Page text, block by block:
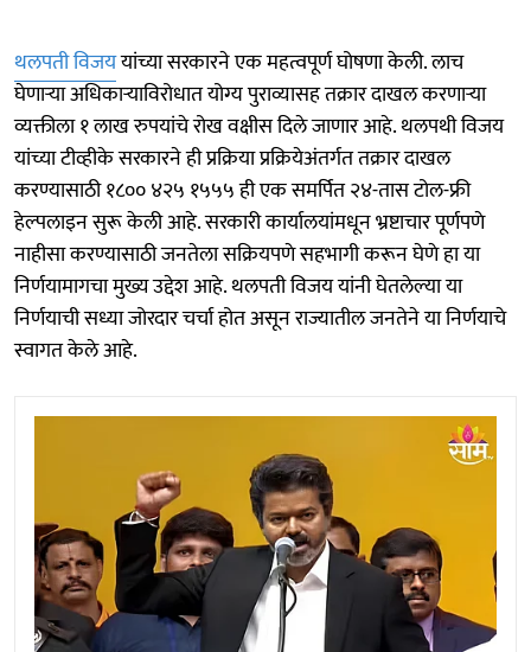
थलपती विजययांच्या सरकारने एक महत्वपूर्ण घोषणा केली. लाच
घेणाऱ्या अधिकाऱ्याविरोधात योग्य पुराव्यासह तक्रार दाखल करणाऱ्या
व्यक्तीला १ लाख रुपयांचे रोख वक्षीस दिले जाणार आहे. थलपथी विजय
यांच्या टीव्हीके सरकारने ही प्रक्रिया प्रक्रियेअंतर्गत तक्रार दाखल
करण्यासाठी १८०० ४२५ १५५५ ही एक समर्पित २४-तास टोल-फ्री
हेल्पलाइन सुरू केली आहे. सरकारी कार्यालयांमधून भ्रष्टाचार पूर्णपणे
नाहीसा करण्यासाठी जनतेला सक्रियपणे सहभागी करून घेणे हा या
निर्णयामागचा मुख्य उद्देश आहे. थलपती विजय यांनी घेतलेल्या या
निर्णयाची सध्या जोरदार चर्चा होत असून राज्यातील जनतेने या निर्णयाचे
स्वागत केले आहे.